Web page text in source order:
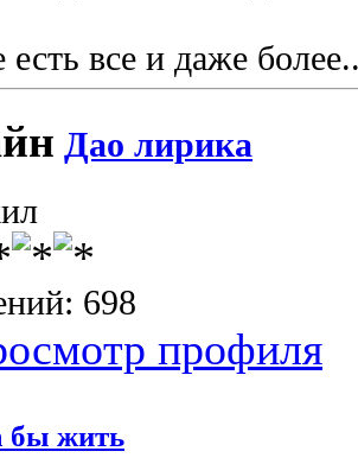
есть все и даже
Дао лирика
698
бы жить